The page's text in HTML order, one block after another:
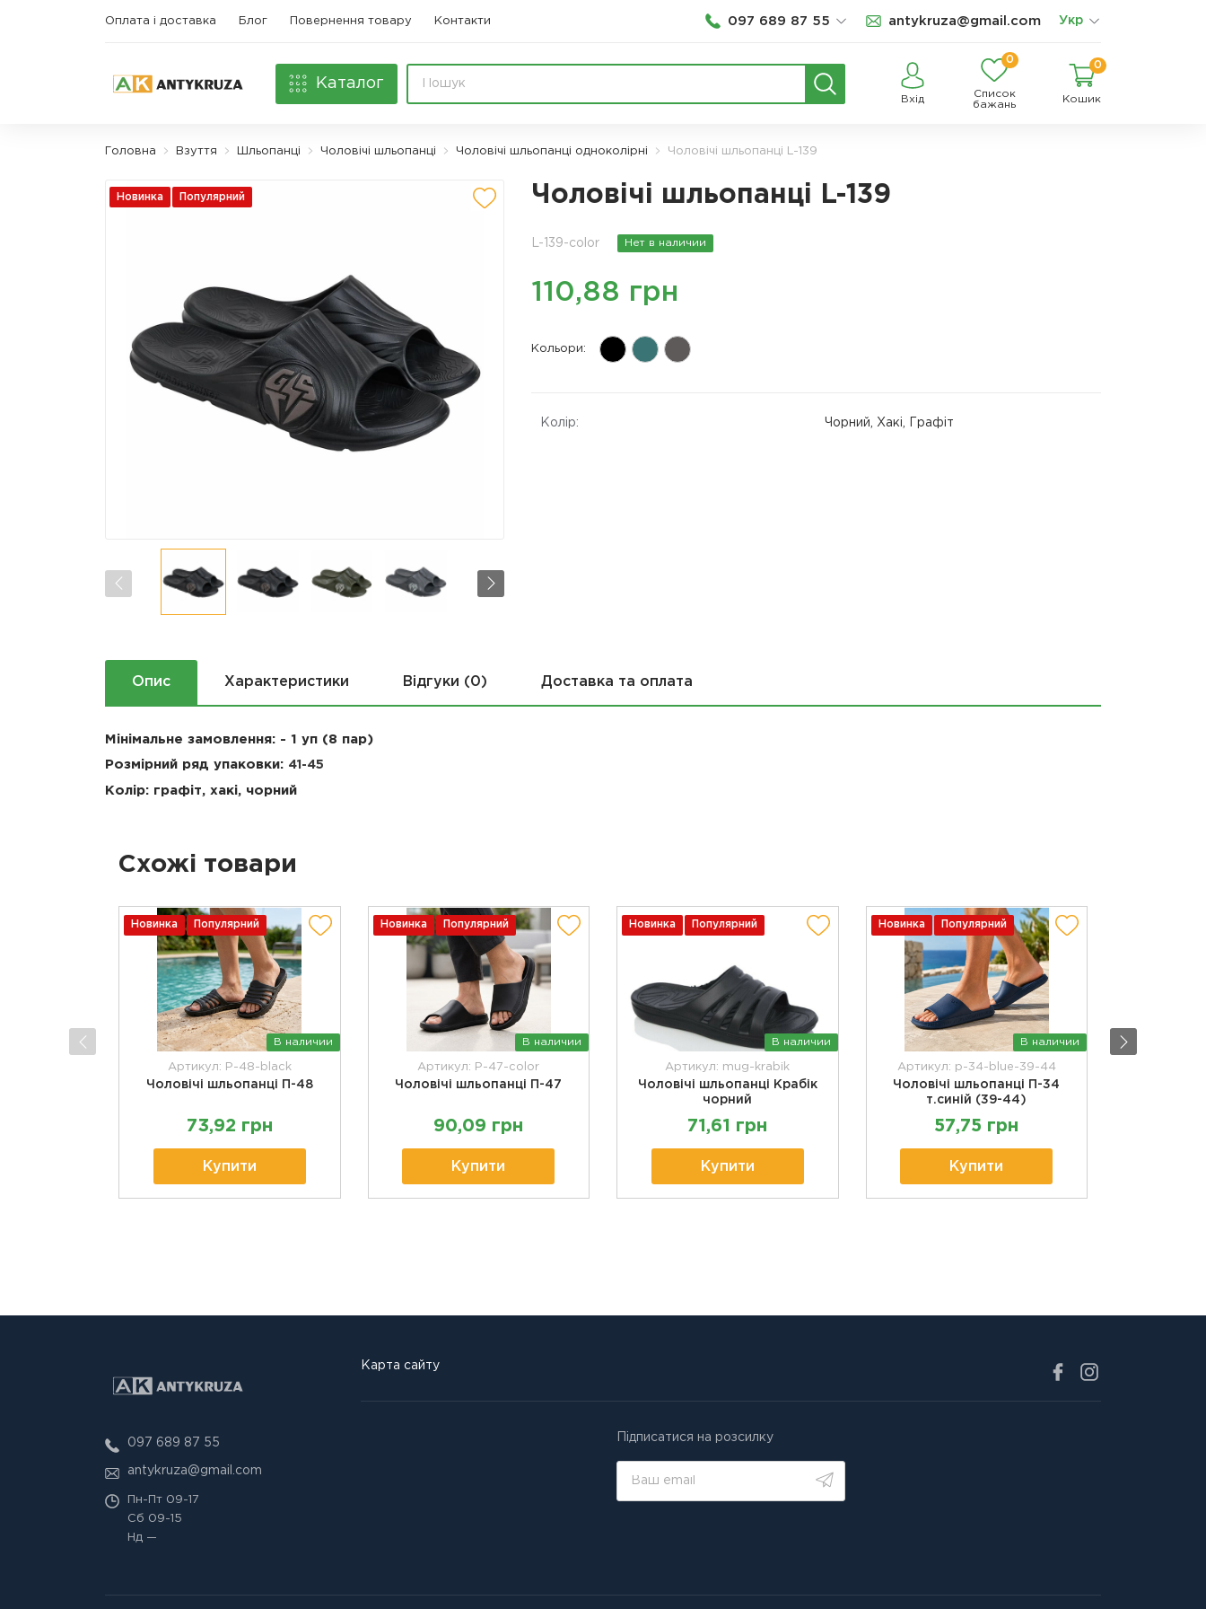
Оплата і доставка Блог Повернення товару Контакти 097 689 87 55 antykruza@gmail.com Укр
Каталог
Вхід
0
Список
бажань
0
Кошик
Головна Взуття Шльопанці Чоловічі шльопанці Чоловічі шльопанці одноколірні Чоловічі шльопанці L-139
Новинка Популярний Чоловічі шльопанці L-139
L-139-color Нет в наличии
110,88 грн
Кольори:
Колір: Чорний, Хакі, Графіт
Опис Характеристики Відгуки (0) Доставка та оплата
Мінімальне замовлення: - 1 уп (8 пар)
Розмірний ряд упаковки: 41-45
Колір: графіт, хакі, чорний
Схожі товари
Новинка Популярний
В наличии
Артикул: P-48-black
Чоловічі шльопанці П-48
73,92 грн
Купити
Новинка Популярний
В наличии
Артикул: P-47-color
Чоловічі шльопанці П-47
90,09 грн
Купити
Новинка Популярний
В наличии
Артикул: mug-krabik
Чоловічі шльопанці Крабік
чорний
71,61 грн
Купити
Новинка Популярний
В наличии
Артикул: p-34-blue-39-44
Чоловічі шльопанці П-34
т.синій (39-44)
57,75 грн
Купити
097 689 87 55
antykruza@gmail.com
Пн-Пт 09-17
Сб 09-15
Нд —
Карта сайту
Підписатися на розсилку